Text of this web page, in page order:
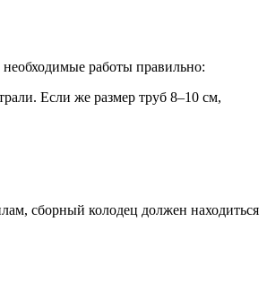
работы правильно:
Если же размер труб 8–10 см,
сборный колодец должен находиться